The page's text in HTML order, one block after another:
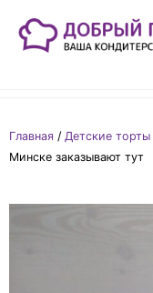
Главная / Детские торты
Минске заказывают тут